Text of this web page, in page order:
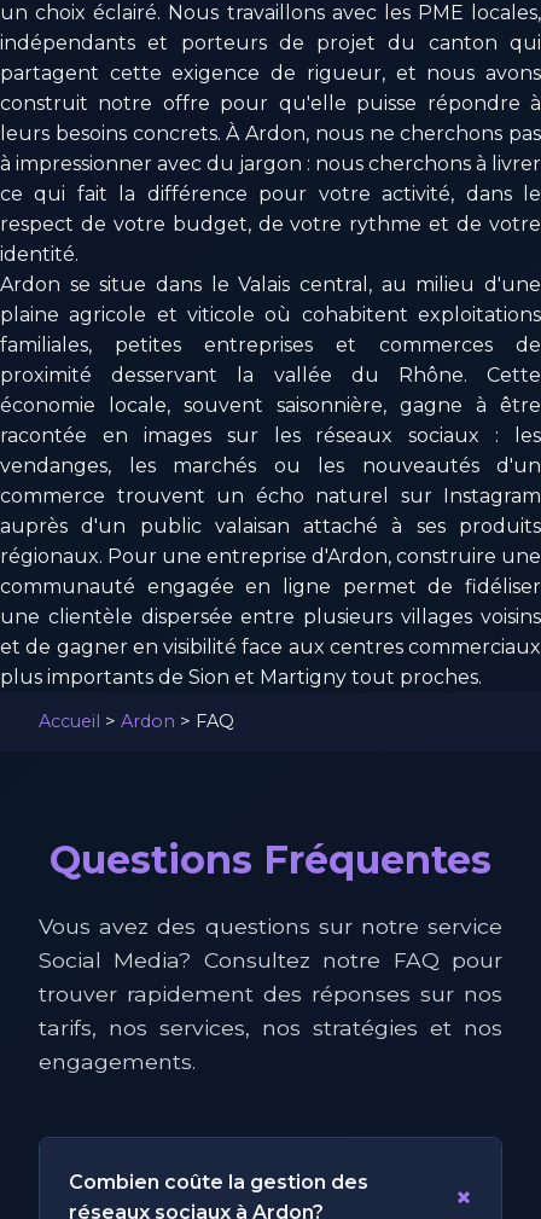
un choix éclairé. Nous travaillons avec les PME locales,
indépendants et porteurs de projet du canton qui
partagent cette exigence de rigueur, et nous avons
construit notre offre pour qu'elle puisse répondre à
leurs besoins concrets. À Ardon, nous ne cherchons pas
à impressionner avec du jargon : nous cherchons à livrer
ce qui fait la différence pour votre activité, dans le
respect de votre budget, de votre rythme et de votre
identité.
Ardon se situe dans le Valais central, au milieu d'une
plaine agricole et viticole où cohabitent exploitations
familiales, petites entreprises et commerces de
proximité desservant la vallée du Rhône. Cette
économie locale, souvent saisonnière, gagne à être
racontée en images sur les réseaux sociaux : les
vendanges, les marchés ou les nouveautés d'un
commerce trouvent un écho naturel sur Instagram
auprès d'un public valaisan attaché à ses produits
régionaux. Pour une entreprise d'Ardon, construire une
communauté engagée en ligne permet de fidéliser
une clientèle dispersée entre plusieurs villages voisins
et de gagner en visibilité face aux centres commerciaux
plus importants de Sion et Martigny tout proches.
Accueil > Ardon > FAQ
Questions Fréquentes
Vous avez des questions sur notre service
Social Media? Consultez notre FAQ pour
trouver rapidement des réponses sur nos
tarifs, nos services, nos stratégies et nos
engagements.
Combien coûte la gestion des
réseaux sociaux à Ardon?
+